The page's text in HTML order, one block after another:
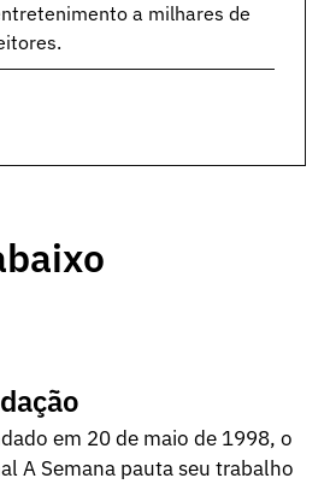
a milhares de
em 20 de maio de 1998, o
A Semana pauta seu trabalho